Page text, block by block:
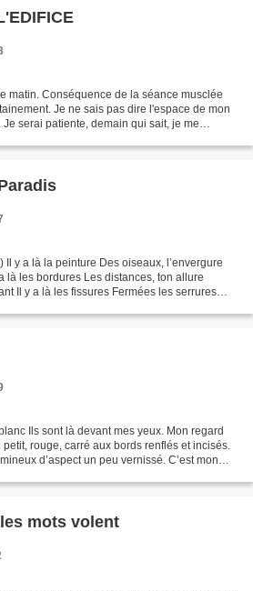
matin. Conséquence de la séance musclée
Je ne sais pas dire l'espace de mon
serai patiente, demain qui sait, je me
y a là la peinture Des oiseaux, l’envergure
là les bordures Les distances, ton allure
Il y a là les fissures Fermées les serrures
Ils sont là devant mes yeux. Mon regard
petit, rouge, carré aux bords renflés et incisés.
d’aspect un peu vernissé. C’est mon
mots volent